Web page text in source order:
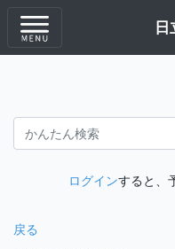
日
ログインすると、
戻る